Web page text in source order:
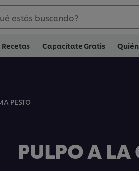
estás buscando?
Recetas Capacítate Gratis
PESTO
PULPO A LA